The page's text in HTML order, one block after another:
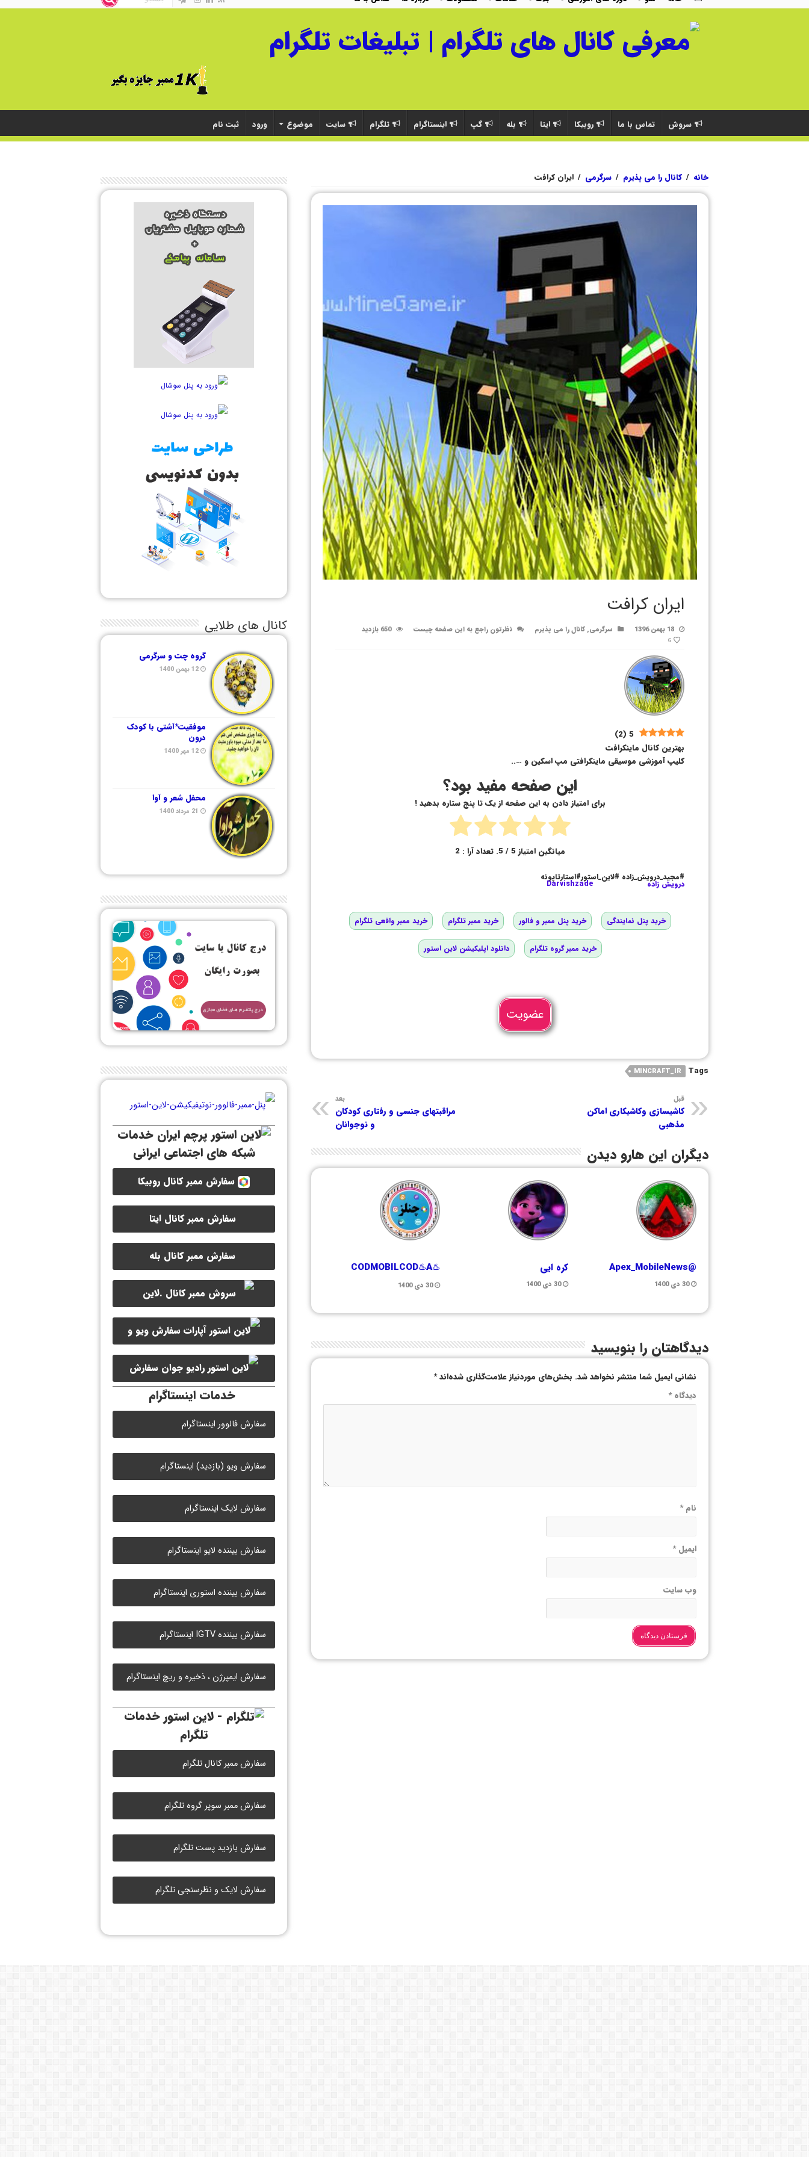
سروش تماس با ما روبیکا ایتا بله گپ اینستاگرام تلگرام سایت موضوع ورود ثبت نام
خانه / کانال را می پذیرم / سرگرمی / ایران کرافت
ایران کرافت
18 بهمن 1396 سرگرمی,کانال را می پذیرم نظرتون راجع به این صفحه چیست 650 بازدید
6
5
(
2
)
بهترین کانال ماینکرافت
کلیپ آموزشی موسیقی ماینکرافتی مپ اسکین و …..
این صفحه مفید بود؟
برای امتیاز دادن به این صفحه از یک تا پنج ستاره بدهید !
میانگین امتیاز 5/ 5. تعداد آرا : 2
#مجید_درویش_زاده #لاین_استور#استارتاپونه
درویش زاده Darvishzade
خرید پنل نمایندگی خرید پنل ممبر و فالور خرید ممبر تلگرام خرید ممبر واقعی تلگرام
خرید ممبر گروه تلگرام دانلود اپلیکیشن لاین استور
عضویت
Tags
MINCRAFT_IR
قبل
کاشیسازی وکاشیکاری اماکن
مذهبی
بعد
مراقبتهای جنسی و رفتاری کودکان
و نوجوانان
دیگران این هارو دیدن
@Apex_MobileNews
30 دی 1400
کره ایی
30 دی 1400
♨️CODMOBILCOD♨️A
30 دی 1400
دیدگاهتان را بنویسید
نشانی ایمیل شما منتشر نخواهد شد. بخش‌های موردنیاز علامت‌گذاری شده‌اند*
دیدگاه*
نام*
ایمیل*
وب‌ سایت
کانال های طلایی
گروه چت و سرگرمی
12 بهمن 1400
موفقیت*آشتی با کودک
درون
12 مهر 1400
محفل شعر و آوا
21 مرداد 1400
خدمات
شبکه های اجتماعی ایرانی
سفارش ممبر کانال روبیکا
سفارش ممبر کانال ایتا
سفارش ممبر کانال بله
سفارش ممبر کانال سروش
سفارش ویو و
لایک ویدیو آپارات
سفارش
لایک رادیو جوان
خدمات اینستاگرام
سفارش فالوور اینستاگرام
سفارش ویو (بازدید) اینستاگرام
سفارش لایک اینستاگرام
سفارش بیننده لایو اینستاگرام
سفارش بیننده استوری اینستاگرام
سفارش بیننده IGTV اینستاگرام
سفارش ایمپرژن ، ذخیره و ریچ اینستاگرام
خدمات
تلگرام
سفارش ممبر کانال تلگرام
سفارش ممبر سوپر گروه تلگرام
سفارش بازدید پست تلگرام
سفارش لایک و نظرسنجی تلگرام